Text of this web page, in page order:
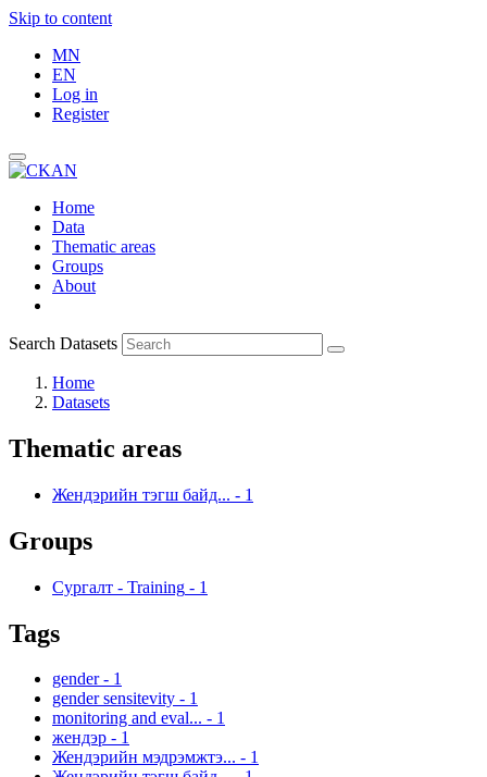
Skip to content
MN
EN
Log in
Register
Home
Data
Thematic areas
Groups
About
Search Datasets
Home
Datasets
Thematic areas
Жендэрийн тэгш байд... - 1
Groups
Сургалт - Training - 1
Tags
gender - 1
gender sensitevity - 1
monitoring and eval... - 1
жендэр - 1
Жендэрийн мэдрэмжтэ... - 1